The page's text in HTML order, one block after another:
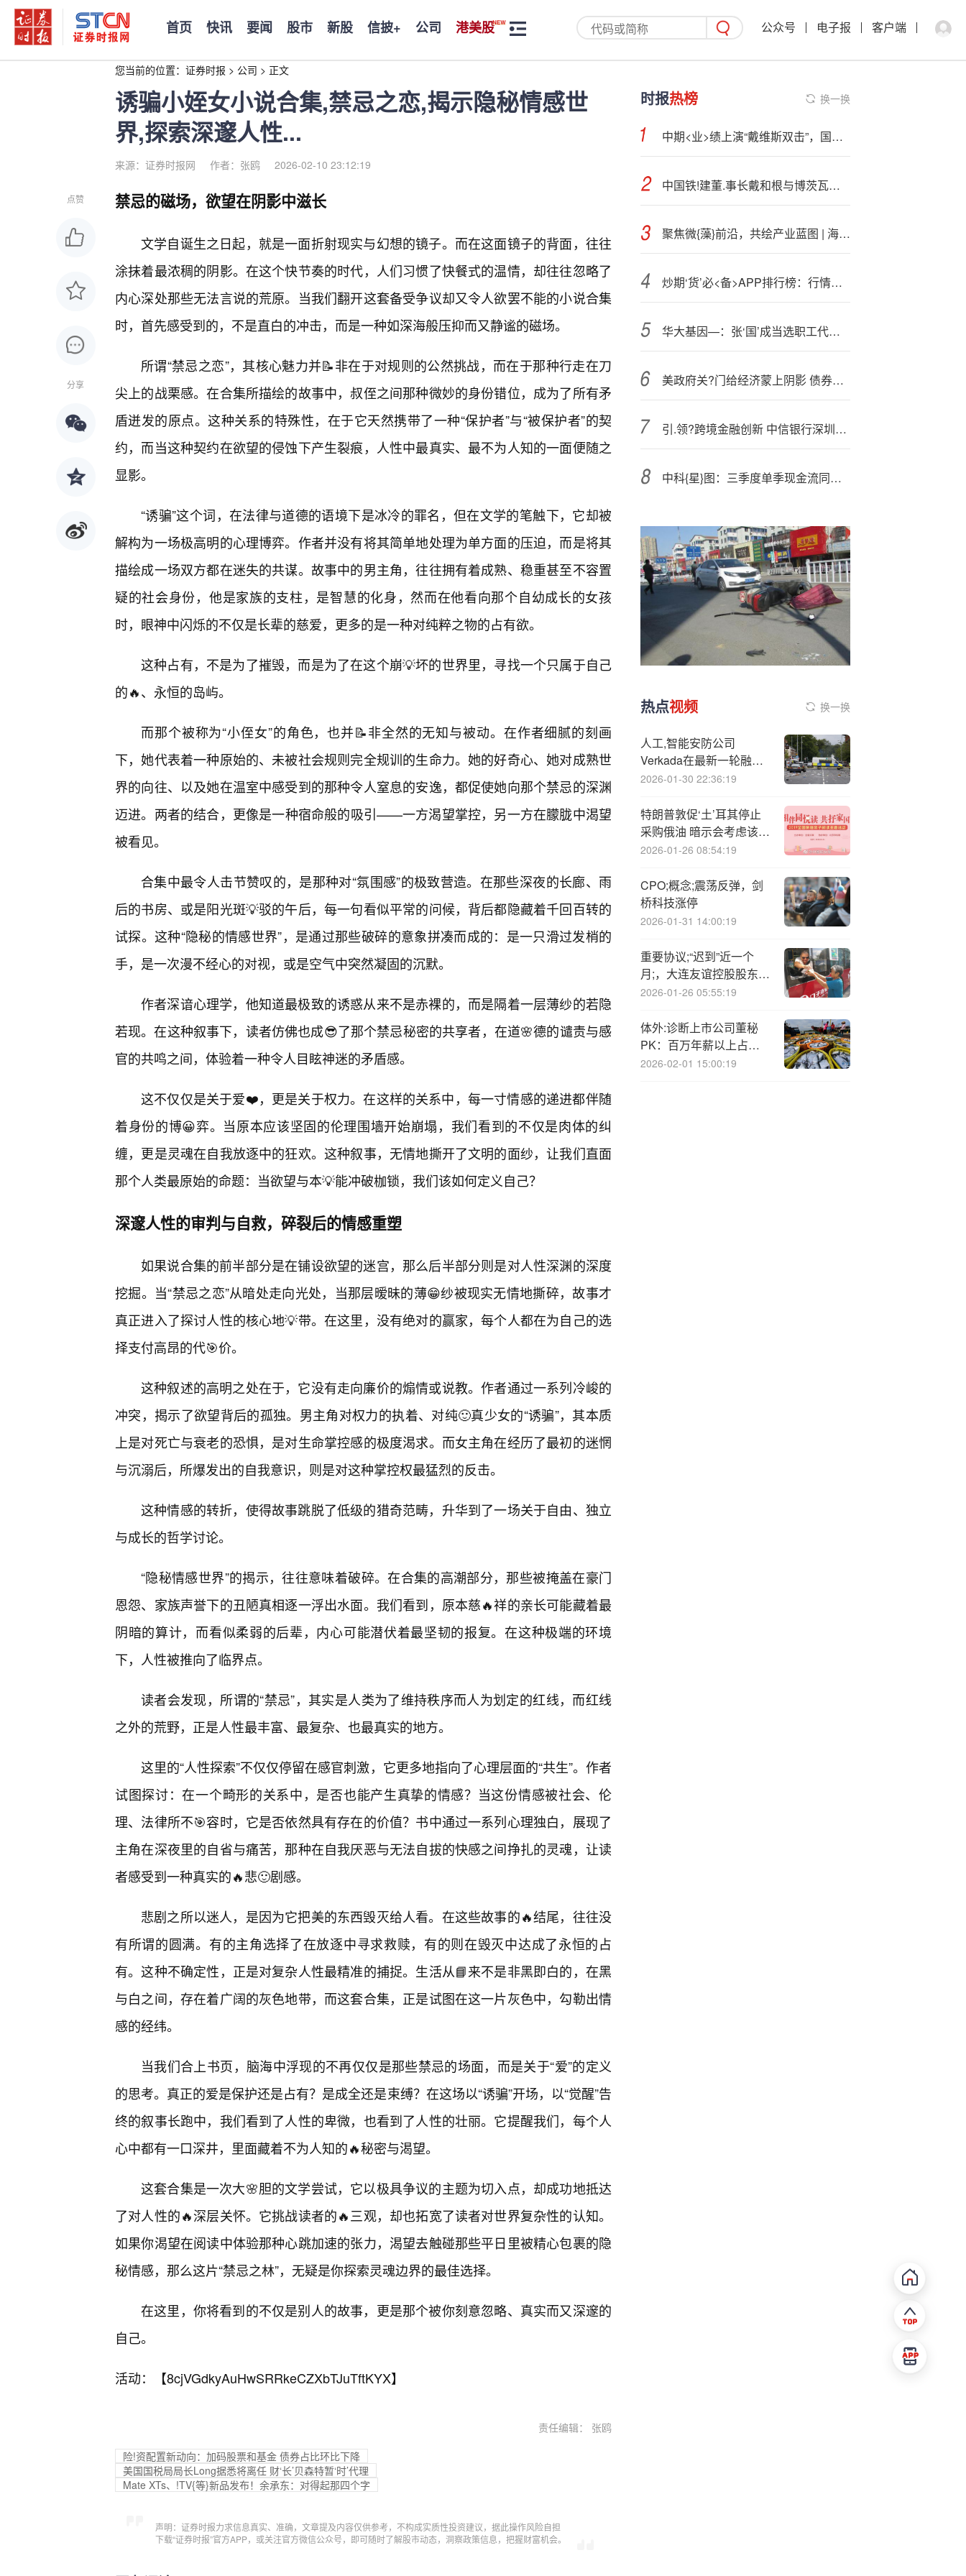
首页 快讯 要闻 股市 新股 信披+ 公司 港美股 公众号 电子报 客户端
您当前的位置： 证券时报 > 公司 > 正文
诱骗小姪女小说合集,禁忌之恋,揭示隐秘情感世
界,探索深邃人性...
来源：证券时报网 作者：张鸥 2026-02-10 23:12:19
点赞
分享
禁忌的磁场，欲望在阴影中滋长
文学自诞生之日起，就是一面折射现实与幻想的镜子。而在这面镜子的背面，往往
涂抹着最浓稠的阴影。在这个快节奏的时代，人们习惯了快餐式的温情，却往往忽略了
内心深处那些无法言说的荒原。当我们翻开这套备受争议却又令人欲罢不能的小说合集
时，首先感受到的，不是直白的冲击，而是一种如深海般压抑而又静谧的磁场。
所谓“禁忌之恋”，其核心魅力并📝非在于对规则的公然挑战，而在于那种行走在刀
尖上的战栗感。在合集所描绘的故事中，叔侄之间那种微妙的身份错位，成为了所有矛
盾迸发的原点。这种关系的特殊性，在于它天然携带了一种“保护者”与“被保护者”的契
约，而当这种契约在欲望的侵蚀下产生裂痕，人性中最真实、最不为人知的一面便随之
显影。
“诱骗”这个词，在法律与道德的语境下是冰冷的罪名，但在文学的笔触下，它却被
解构为一场极高明的心理博弈。作者并没有将其简单地处理为单方面的压迫，而是将其
描绘成一场双方都在迷失的共谋。故事中的男主角，往往拥有着成熟、稳重甚至不容置
疑的社会身份，他是家族的支柱，是智慧的化身，然而在他看向那个自幼成长的女孩
时，眼神中闪烁的不仅是长辈的慈爱，更多的是一种对纯粹之物的占有欲。
这种占有，不是为了摧毁，而是为了在这个崩💡坏的世界里，寻找一个只属于自己
的🔥、永恒的岛屿。
而那个被称为“小侄女”的角色，也并📝非全然的无知与被动。在作者细腻的刻画
下，她代表着一种原始的、未被社会规则完全规训的生命力。她的好奇心、她对成熟世
界的向往、以及她在温室中感受到的那种令人窒息的安逸，都促使她向那个禁忌的深渊
迈进。两者的结合，更像是一种宿命般的吸引——一方渴望掌控，另一方在朦胧中渴望
被看见。
合集中最令人击节赞叹的，是那种对“氛围感”的极致营造。在那些深夜的长廊、雨
后的书房、或是阳光斑💡驳的午后，每一句看似平常的问候，背后都隐藏着千回百转的
试探。这种“隐秘的情感世界”，是通过那些破碎的意象拼凑而成的：是一只滑过发梢的
手，是一次漫不经心的对视，或是空气中突然凝固的沉默。
作者深谙心理学，他知道最极致的诱惑从来不是赤裸的，而是隔着一层薄纱的若隐
若现。在这种叙事下，读者仿佛也成😎了那个禁忌秘密的共享者，在道🌸德的谴责与感
官的共鸣之间，体验着一种令人目眩神迷的矛盾感。
这不仅仅是关于爱❤️，更是关于权力。在这样的关系中，每一寸情感的递进都伴随
着身份的博😀弈。当原本应该坚固的伦理围墙开始崩塌，我们看到的不仅是肉体的纠
缠，更是灵魂在自我放逐中的狂欢。这种叙事，无情地撕开了文明的面纱，让我们直面
那个人类最原始的命题：当欲望与本💡能冲破枷锁，我们该如何定义自己？
深邃人性的审判与自救，碎裂后的情感重塑
如果说合集的前半部分是在铺设欲望的迷宫，那么后半部分则是对人性深渊的深度
挖掘。当“禁忌之恋”从暗处走向光处，当那层暧昧的薄😁纱被现实无情地撕碎，故事才
真正进入了探讨人性的核心地💡带。在这里，没有绝对的赢家，每个人都在为自己的选
择支付高昂的代🎯价。
这种叙述的高明之处在于，它没有走向廉价的煽情或说教。作者通过一系列冷峻的
冲突，揭示了欲望背后的孤独。男主角对权力的执着、对纯🙂真少女的“诱骗”，其本质
上是对死亡与衰老的恐惧，是对生命掌控感的极度渴求。而女主角在经历了最初的迷惘
与沉溺后，所爆发出的自我意识，则是对这种掌控权最猛烈的反击。
这种情感的转折，使得故事跳脱了低级的猎奇范畴，升华到了一场关于自由、独立
与成长的哲学讨论。
“隐秘情感世界”的揭示，往往意味着破碎。在合集的高潮部分，那些被掩盖在豪门
恩怨、家族声誉下的丑陋真相逐一浮出水面。我们看到，原本慈🔥祥的亲长可能藏着最
阴暗的算计，而看似柔弱的后辈，内心可能潜伏着最坚韧的报复。在这种极端的环境
下，人性被推向了临界点。
读者会发现，所谓的“禁忌”，其实是人类为了维持秩序而人为划定的红线，而红线
之外的荒野，正是人性最丰富、最复杂、也最真实的地方。
这里的“人性探索”不仅仅停留在感官刺激，它更多地指向了心理层面的“共生”。作者
试图探讨：在一个畸形的关系中，是否也能产生真挚的情感？当这份情感被社会、伦
理、法律所不🎯容时，它是否依然具有存在的价值？书中通过一系列心理独白，展现了
主角在深夜里的自省与痛苦，那种在自我厌恶与无法自拔的快感之间挣扎的灵魂，让读
者感受到一种真实的🔥悲🙂剧感。
悲剧之所以迷人，是因为它把美的东西毁灭给人看。在这些故事的🔥结尾，往往没
有所谓的圆满。有的主角选择了在放逐中寻求救赎，有的则在毁灭中达成了永恒的占
有。这种不确定性，正是对复杂人性最精准的捕捉。生活从📘来不是非黑即白的，在黑
与白之间，存在着广阔的灰色地带，而这套合集，正是试图在这一片灰色中，勾勒出情
感的经纬。
当我们合上书页，脑海中浮现的不再仅仅是那些禁忌的场面，而是关于“爱”的定义
的思考。真正的爱是保护还是占有？是成全还是束缚？在这场以“诱骗”开场，以“觉醒”告
终的叙事长跑中，我们看到了人性的卑微，也看到了人性的壮丽。它提醒我们，每个人
心中都有一口深井，里面藏着不为人知的🔥秘密与渴望。
这套合集是一次大🌸胆的文学尝试，它以极具争议的主题为切入点，却成功地抵达
了对人性的🔥深层关怀。它挑战读者的🔥三观，却也拓宽了读者对世界复杂性的认知。
如果你渴望在阅读中体验那种心跳加速的张力，渴望去触碰那些平日里被精心包裹的隐
秘情感，那么这片“禁忌之林”，无疑是你探索灵魂边界的最佳选择。
在这里，你将看到的不仅是别人的故事，更是那个被你刻意忽略、真实而又深邃的
自己。
活动：【8cjVGdkyAuHwSRRkeCZXbTJuTftKYX】
责任编辑： 张鸥
险!资配置新动向：加码股票和基金 债券占比环比下降
美国国税局局长Long据悉将离任 财‘长’贝森特暂‘时’代理
Mate XTs、!TV{等}新品发布！余承东：对得起那四个字
声明：证券时报力求信息真实、准确，文章提及内容仅供参考，不构成实质性投资建议，据此操作风险自担
下载“证券时报”官方APP，或关注官方微信公众号，即可随时了解股市动态，洞察政策信息，把握财富机会。
时报热榜 换一换
中期<业>绩上演“戴维斯双击”，国联民生净利润增长11.85倍，重点配置有色、医药
中国铁!建董.事长戴和根与博茨瓦纳总统博科举行会谈
聚焦微{藻}前沿，共绘产业蓝图 | 海南科技公司出席第二届微藻合成生物学与生物制造创新论坛
炒期‘货’必<备>APP排行榜：行情、资讯、交易全方位测评，这款APP一骑绝尘！
华大基因—：张‘国’成当选职工代表董事
美政府关?门给经济蒙上阴影 债券交易员加大对冲美联储政策的意外两级
引.领?跨境金融创新 中信银行深圳分行成功上线FT账户体系！
中科{星}图：三季度单季现金流同比激增458.61%，研发加码赋能，领航低空经济发展
热点视频 换一换
人工,智能安防公司
Verkada在最新一轮融资
中估值达58亿美元
2026-01-30 22:36:19
特朗普敦促‘土’耳其停止
采购俄油 暗示会考虑该国
F-35战机要求
2026-01-26 08:54:19
CPO;概念;震荡反弹，剑
桥科技涨停
2026-01-31 14:00:19
重要协议;“迟到”近一个
月;，大连友谊控股股东因
信披违规收警示函
2026-01-26 05:55:19
体外:诊断上市公司董秘
PK：百万年薪以上占比
17% 硕世生物胡园园年薪
2026-02-01 15:00:19